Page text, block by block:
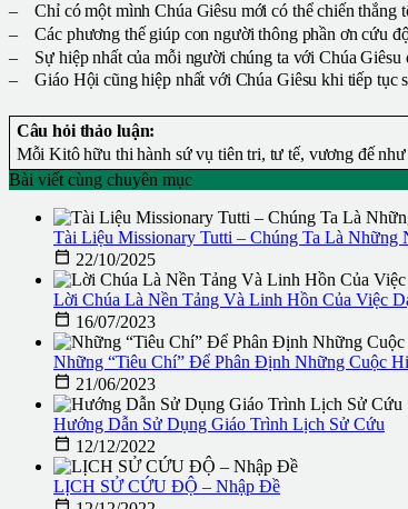
–Chỉ có một mình Chúa Giêsu mới có thể chiến
–Các phương thế giúp con người thông phần ơn cứu
– Sự hiệp nhất của mỗi người chúng ta với Chúa
–Giáo Hội cũng hiệp nhất với Chúa Giêsu khi tiếp
Câu hỏi thảo luận:
Mỗi Kitô hữu thi hành sứ vụ tiên tri, tư tế, vương đế như
Bài viết cùng chuyên mục
Tài Liệu Missionary Tutti – Chúng Ta Là
 22/10/2025
Lời Chúa Là Nền Tảng Và Linh Hồn Của Việc
 16/07/2023
Những “Tiêu Chí” Để Phân Định Những Cuộc
 21/06/2023
Hướng Dẫn Sử Dụng Giáo Trình Lịch Sử Cứu
 12/12/2022
LỊCH SỬ CỨU ĐỘ – Nhập Đề